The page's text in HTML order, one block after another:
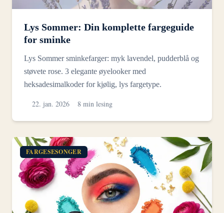
Lys Sommer: Din komplette fargeguide
for sminke
Lys Sommer sminkefarger: myk lavendel, pudderblå og
støvete rose. 3 elegante øyelooker med
heksadesimalkoder for kjølig, lys fargetype.
22. jan. 2026 8 min lesing
FARGESESONGER